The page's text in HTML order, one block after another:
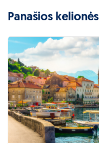
Panašios kelionės